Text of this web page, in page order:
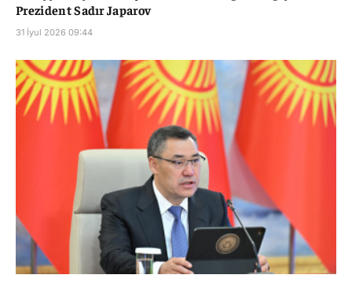
Prezident Sadır Japarov
31 İyul 2026 09:44